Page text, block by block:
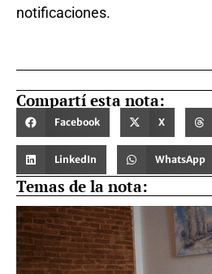
notificaciones.
Compartí esta nota:
Facebook X
LinkedIn WhatsApp
Temas de la nota: